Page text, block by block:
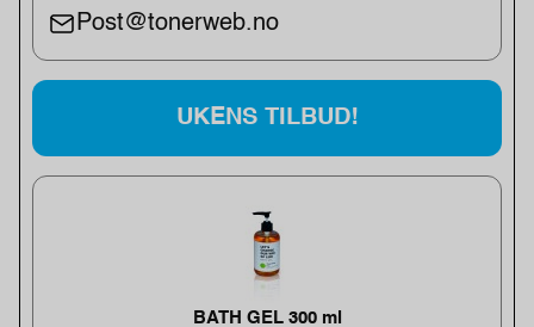
Post@tonerweb.no
UKENS TILBUD!
BATH GEL 300 ml